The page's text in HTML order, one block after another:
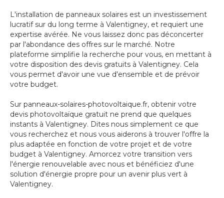
L'installation de panneaux solaires est un investissement
lucratif sur du long terme à Valentigney, et requiert une
expertise avérée. Ne vous laissez donc pas déconcerter
par l'abondance des offres sur le marché. Notre
plateforme simplifie la recherche pour vous, en mettant à
votre disposition des devis gratuits à Valentigney. Cela
vous permet d'avoir une vue d'ensemble et de prévoir
votre budget.
Sur panneaux-solaires-photovoltaique.fr, obtenir votre
devis photovoltaïque gratuit ne prend que quelques
instants à Valentigney. Dites nous simplement ce que
vous recherchez et nous vous aiderons à trouver l'offre la
plus adaptée en fonction de votre projet et de votre
budget à Valentigney. Amorcez votre transition vers
l'énergie renouvelable avec nous et bénéficiez d'une
solution d'énergie propre pour un avenir plus vert à
Valentigney.